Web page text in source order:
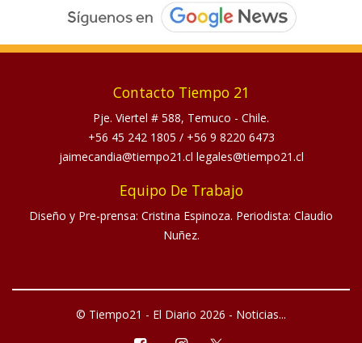
Contacto Tiempo 21
Pje. Viertel # 588, Temuco - Chile.
+56 45 242 1805 / +56 9 8220 6473
jaimecandia@tiempo21.cl legales@tiempo21.cl
Equipo De Trabajo
Diseño y Pre-prensa: Cristina Espinoza. Periodista: Claudio
Nuñez.
© Tiempo21 - El Diario 2026 - Noticias...